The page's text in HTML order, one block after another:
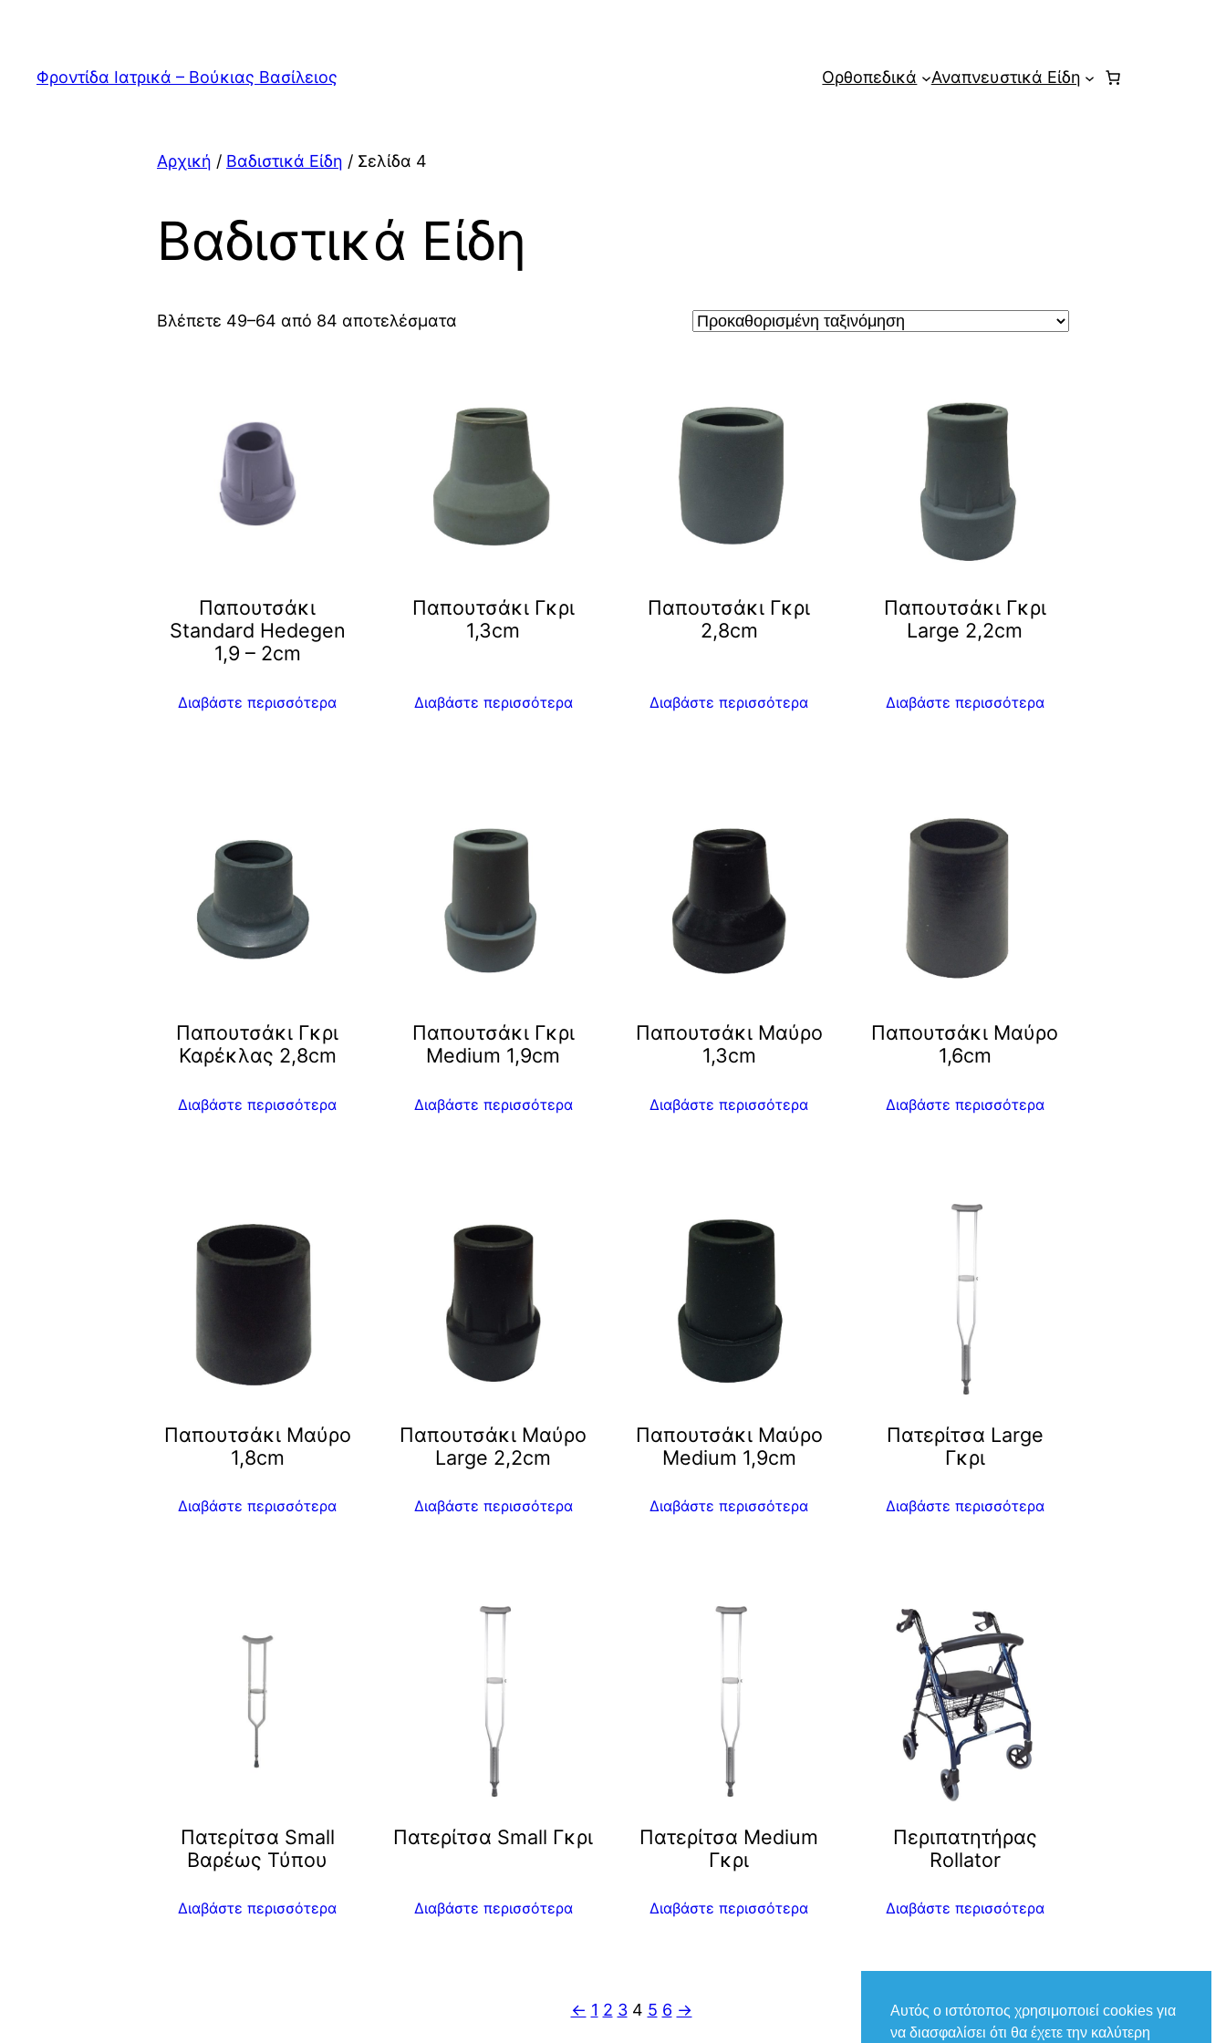
περιεχόμενο
Φροντίδα Ιατρικά – Βούκιας Βασίλειος Ορθοπεδικά Αναπνευστικά Είδη
Αρχική / Βαδιστικά Είδη / Σελίδα 4
Βαδιστικά Είδη
Βλέπετε 49–64 από 84 αποτελέσματα
Παπουτσάκι
Standard Hedegen
1,9 – 2cm
Διαβάστε περισσότερα
Παπουτσάκι Γκρι
1,3cm
Διαβάστε περισσότερα
Παπουτσάκι Γκρι
2,8cm
Διαβάστε περισσότερα
Παπουτσάκι Γκρι
Large 2,2cm
Διαβάστε περισσότερα
Παπουτσάκι Γκρι
Καρέκλας 2,8cm
Διαβάστε περισσότερα
Παπουτσάκι Γκρι
Μedium 1,9cm
Διαβάστε περισσότερα
Παπουτσάκι Μαύρο
1,3cm
Διαβάστε περισσότερα
Παπουτσάκι Μαύρο
1,6cm
Διαβάστε περισσότερα
Παπουτσάκι Μαύρο
1,8cm
Διαβάστε περισσότερα
Παπουτσάκι Μαύρο
Large 2,2cm
Διαβάστε περισσότερα
Παπουτσάκι Μαύρο
Μedium 1,9cm
Διαβάστε περισσότερα
Πατερίτσα Large
Γκρι
Διαβάστε περισσότερα
Πατερίτσα Small
Βαρέως Τύπου
Διαβάστε περισσότερα
Πατερίτσα Small Γκρι
Διαβάστε περισσότερα
Πατερίτσα Μedium
Γκρι
Διαβάστε περισσότερα
Περιπατητήρας
Rollator
Διαβάστε περισσότερα
← 1 2 3 4 5 6 →
Αυτός ο ιστότοπος χρησιμοποιεί cookies για
να διασφαλίσει ότι θα έχετε την καλύτερη